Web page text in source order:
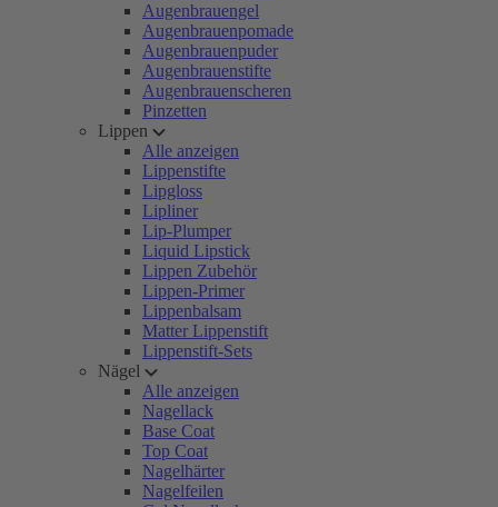
Augenbrauengel
Augenbrauenpomade
Augenbrauenpuder
Augenbrauenstifte
Augenbrauenscheren
Pinzetten
Lippen
Alle anzeigen
Lippenstifte
Lipgloss
Lipliner
Lip-Plumper
Liquid Lipstick
Lippen Zubehör
Lippen-Primer
Lippenbalsam
Matter Lippenstift
Lippenstift-Sets
Nägel
Alle anzeigen
Nagellack
Base Coat
Top Coat
Nagelhärter
Nagelfeilen